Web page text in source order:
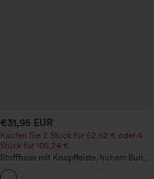
€31,95 EUR
Kaufen Sie 2 Stück für 52,62 € oder 4
Stück für 105,24 €.
Stoffhose mit Knopfleiste, hohem Bund,
mehreren Taschen und geradem Bein